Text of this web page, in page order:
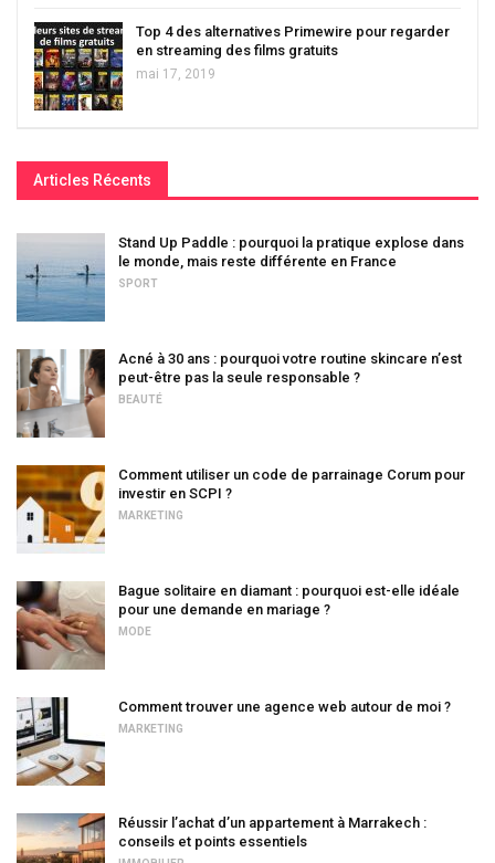
Top 4 des alternatives Primewire pour regarder
en streaming des films gratuits
mai 17, 2019
Articles Récents
Stand Up Paddle : pourquoi la pratique explose dans
le monde, mais reste différente en France
SPORT
Acné à 30 ans : pourquoi votre routine skincare n’est
peut-être pas la seule responsable ?
BEAUTÉ
Comment utiliser un code de parrainage Corum pour
investir en SCPI ?
MARKETING
Bague solitaire en diamant : pourquoi est-elle idéale
pour une demande en mariage ?
MODE
Comment trouver une agence web autour de moi ?
MARKETING
Réussir l’achat d’un appartement à Marrakech :
conseils et points essentiels